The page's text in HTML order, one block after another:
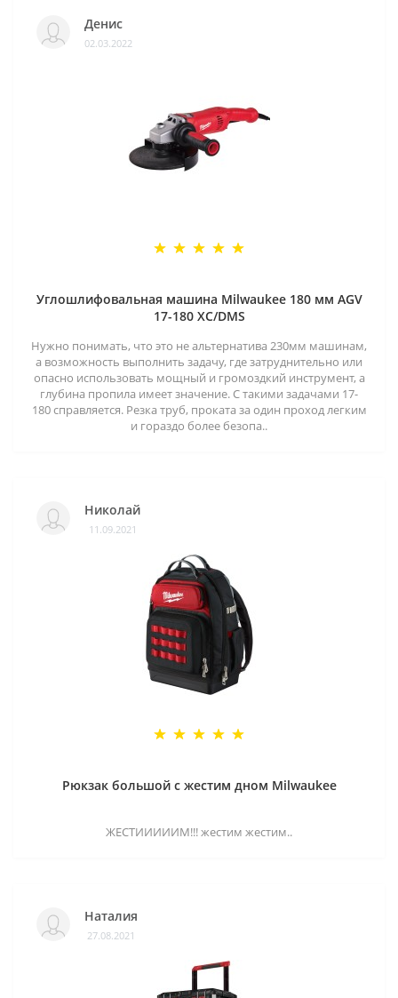
Денис
02.03.2022
Углошлифовальная машина Milwaukee 180 мм AGV
17-180 XC/DMS
Нужно понимать, что это не альтернатива 230мм машинам,
а возможность выполнить задачу, где затруднительно или
опасно использовать мощный и громоздкий инструмент, а
глубина пропила имеет значение. С такими задачами 17-
180 справляется. Резка труб, проката за один проход легким
и гораздо более безопа..
Николай
11.09.2021
Рюкзак большой с жестим дном Milwaukee
ЖЕСТИИИИИМ!!! жестим жестим..
Наталия
27.08.2021